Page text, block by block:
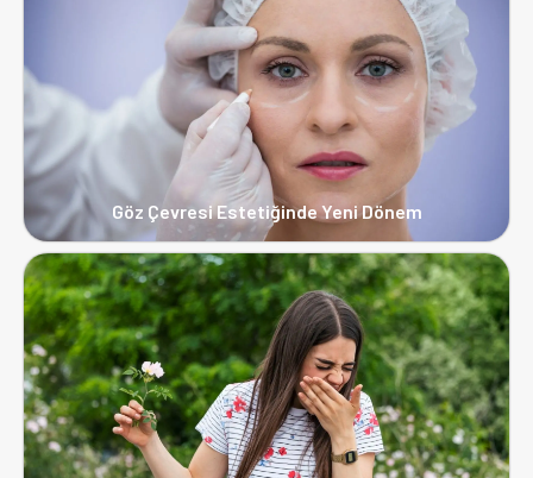
Göz Çevresi Estetiğinde Yeni Dönem